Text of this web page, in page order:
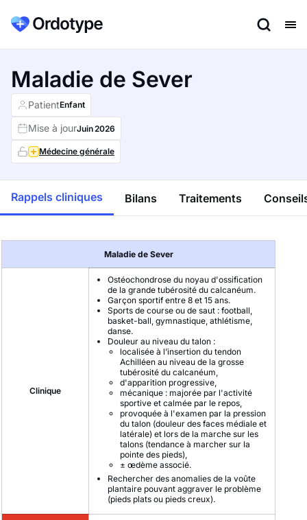
Maladie de Sever
PatientEnfant
Mise à jourJuin2026
Médecine générale
Rappels cliniques Bilans Traitements
Maladie de Sever
Clinique
Ostéochondrose du noyau d'ossification
de la grande tubérosité du calcanéum.
Garçon sportif entre 8 et 15 ans.
Sports de course ou de saut : football,
basket-ball, gymnastique, athlétisme,
danse.
Douleur au niveau du talon :
localisée à l’insertion du tendon
Achilléen au niveau de la grosse
tubérosité du calcanéum,
d'apparition progressive,
mécanique : majorée par l'activité
sportive et calmée par le repos,
provoquée à l'examen par la pression
du talon (douleur des faces médiale et
latérale) et lors de la marche sur les
talons (tendance à marcher sur la
pointe des pieds),
± œdème associé.
Rechercher des anomalies de la voûte
plantaire pouvant aggraver le problème
(pieds plats ou pieds creux).